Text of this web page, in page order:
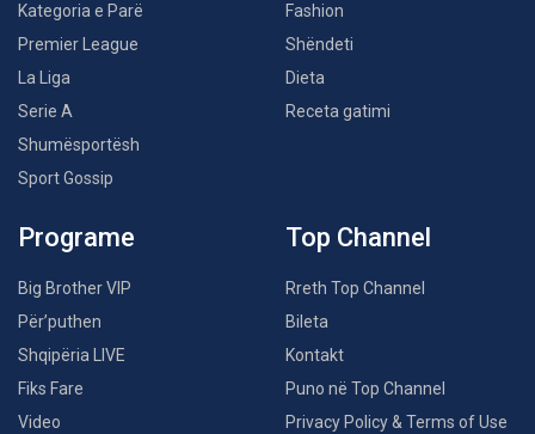
Kategoria e Parë
Premier League
La Liga
Serie A
Shumësportësh
Sport Gossip
Fashion
Shëndeti
Dieta
Receta gatimi
Programe
Big Brother VIP
Për’puthen
Shqipëria LIVE
Fiks Fare
Video
Top Channel
Rreth Top Channel
Bileta
Kontakt
Puno në Top Channel
Privacy Policy & Terms of Use